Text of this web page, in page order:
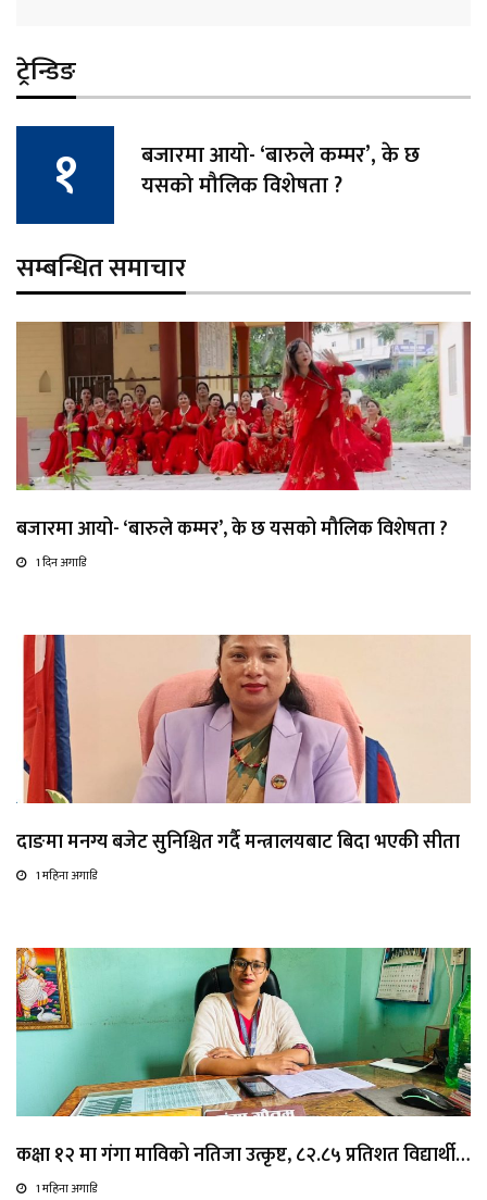
ट्रेन्डिङ
बजारमा आयो- ‘बारुले कम्मर’, के छ
यसको मौलिक विशेषता ?
सम्बन्धित समाचार
बजारमा आयो- ‘बारुले कम्मर’, के छ यसको मौलिक विशेषता ?
1 दिन अगाडि
दाङमा मनग्य बजेट सुनिश्चित गर्दै मन्त्रालयबाट बिदा भएकी सीता
1 महिना अगाडि
कक्षा १२ मा गंगा माविको नतिजा उत्कृष्ट, ८२.८५ प्रतिशत विद्यार्थी…
1 महिना अगाडि